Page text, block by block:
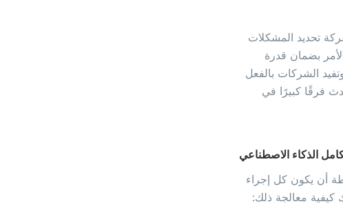
تحديد المشكلات
بضمان قدرة
الشركات بالفعل
فرقًا كبيرًا في
الذكاء الاصطناعي
أن يكون كل إجراء
كيفية معالجة ذلك: